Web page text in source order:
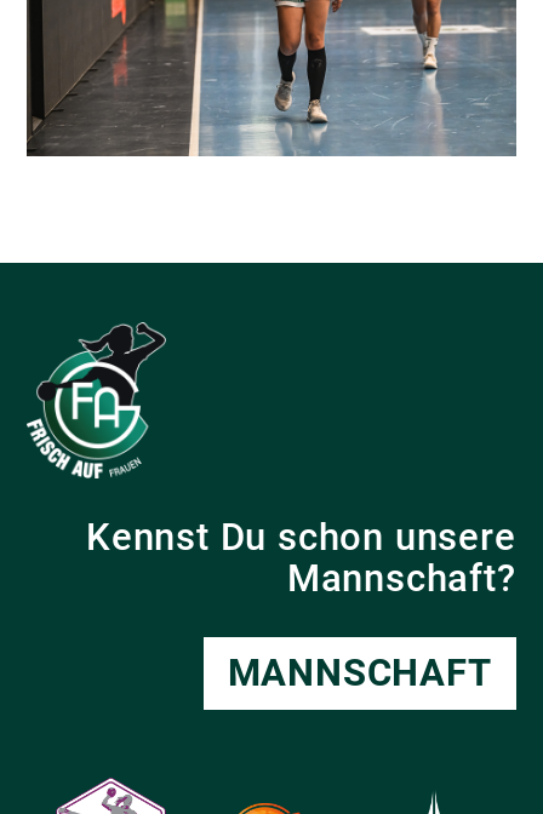
Kennst Du schon unsere
Mannschaft?
MANNSCHAFT